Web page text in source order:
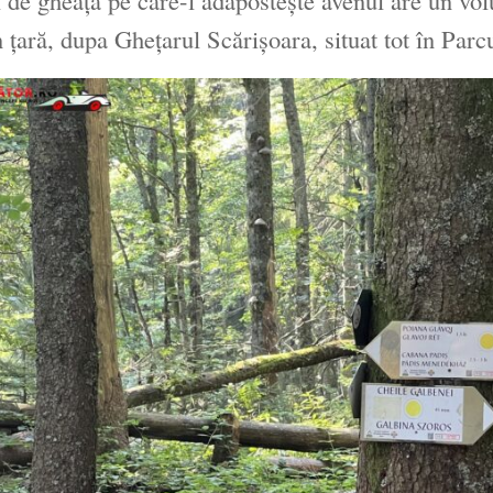
ţară, dupa Gheţarul Scărişoara, situat tot în